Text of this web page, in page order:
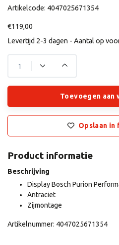
Artikelcode: 4047025671354
€119,00
Levertijd 2-3 dagen - Aantal op
Toevoegen aan
Opslaan
Product informatie
Beschrijving
Display Bosch Purion
Antraciet
Zijmontage
Artikelnummer: 4047025671354